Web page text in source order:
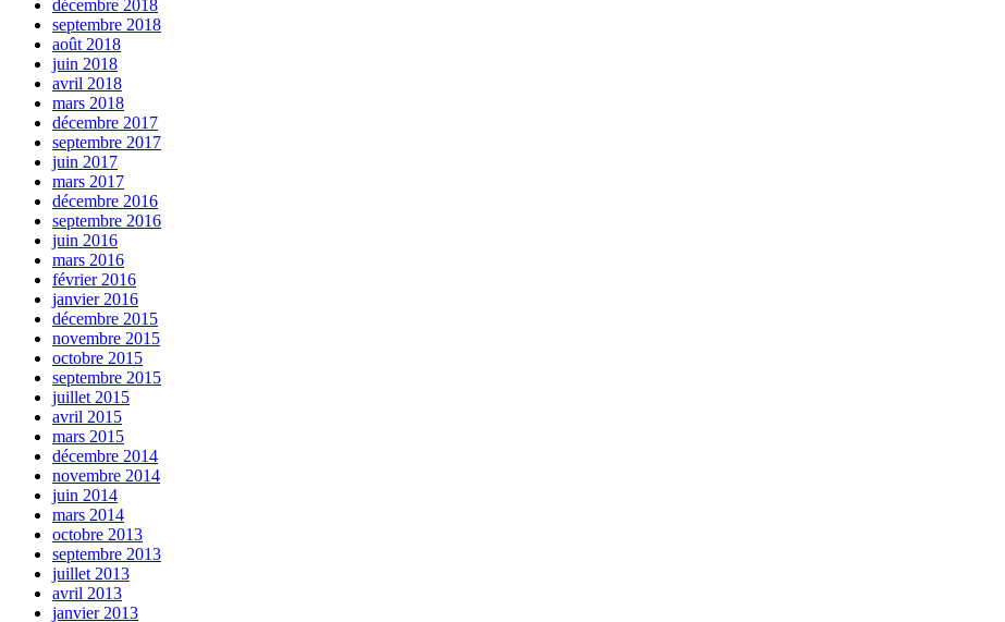
décembre 2018
septembre 2018
août 2018
juin 2018
avril 2018
mars 2018
décembre 2017
septembre 2017
juin 2017
mars 2017
décembre 2016
septembre 2016
juin 2016
mars 2016
février 2016
janvier 2016
décembre 2015
novembre 2015
octobre 2015
septembre 2015
juillet 2015
avril 2015
mars 2015
décembre 2014
novembre 2014
juin 2014
mars 2014
octobre 2013
septembre 2013
juillet 2013
avril 2013
janvier 2013